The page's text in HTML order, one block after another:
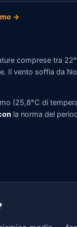
→
comprese tra
Il vento soffia da
(25,8°C di
la norma del